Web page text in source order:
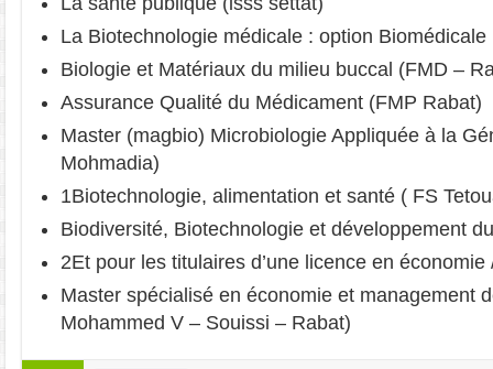
La Biotechnologie médicale : option
Biologie et Matériaux du milieu buccal (FMD –
Assurance Qualité du Médicament (FMP Rabat)
Master (magbio) Microbiologie Appliquée à la
Mohmadia)
1Biotechnologie, alimentation et santé ( FS
Biodiversité, Biotechnologie et développement
2Et pour les titulaires d’une licence en
Master spécialisé en économie et management
Mohammed V – Souissi – Rabat)